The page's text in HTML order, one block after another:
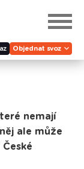
Objednat svoz
nemají
ale může